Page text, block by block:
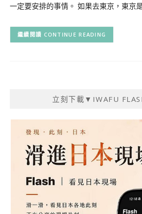
一定要安排的事情。 如果去東京，東京
CONTINUE READING
立刻下載▼IWAFU